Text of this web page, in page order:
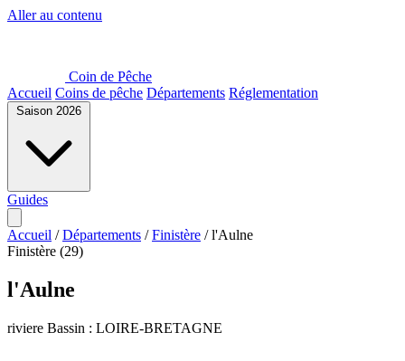
Aller au contenu
Coin de Pêche
Accueil Coins de pêche Départements Réglementation
Saison 2026
Guides
Accueil / Départements / Finistère / l'Aulne
Finistère (29)
l'Aulne
riviere Bassin : LOIRE-BRETAGNE